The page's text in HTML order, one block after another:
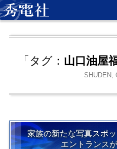
「タグ： 山口油屋
SHUDEN,
家族の新たな写真スポ
エントランス